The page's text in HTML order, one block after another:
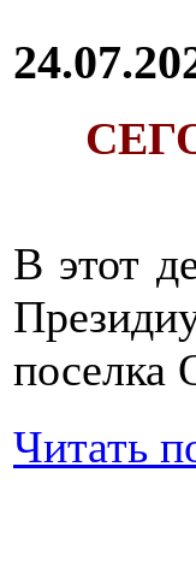
В этот
поселка
Читать